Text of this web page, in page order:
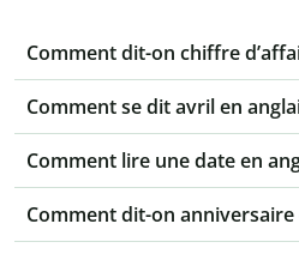
Comment dit-on chiffre
Comment se dit avril en
Comment lire une date en
Comment dit-on anniversaire